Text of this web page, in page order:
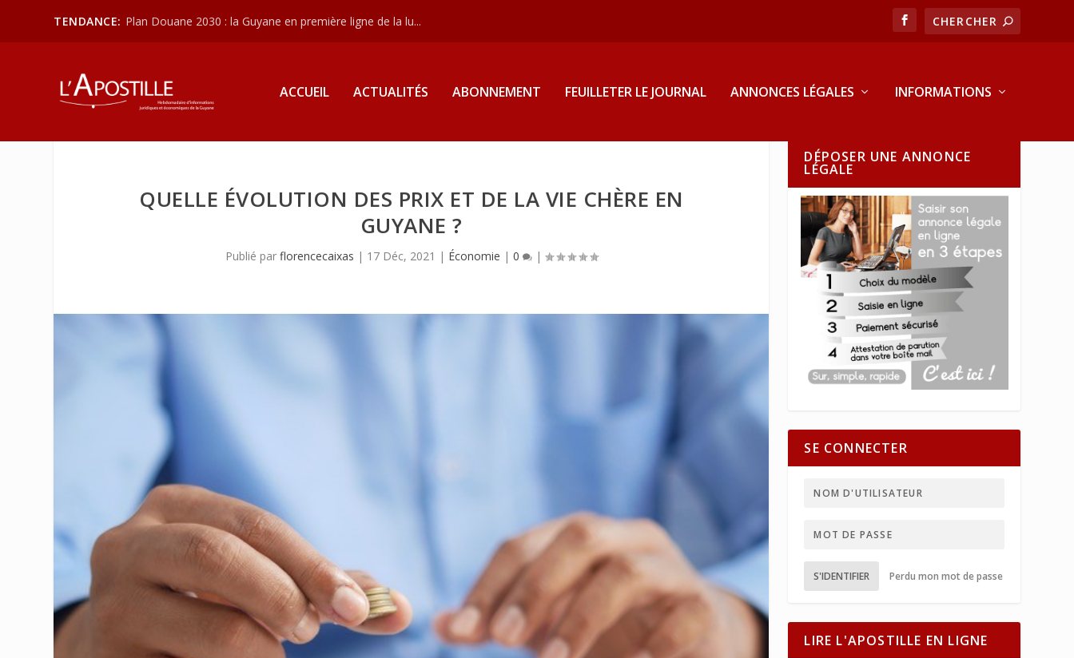
TENDANCE: Plan Douane 2030 : la Guyane en première ligne de la lu...
ACCUEIL ACTUALITÉS ABONNEMENT FEUILLETER LE JOURNAL ANNONCES LÉGALES INFORMATIONS
QUELLE ÉVOLUTION DES PRIX ET DE LA VIE CHÈRE EN
GUYANE ?
Publié par florencecaixas | 17 Déc, 2021 | Économie | 0 |
DÉPOSER UNE ANNONCE
LÉGALE
SE CONNECTER
S'IDENTIFIER Perdu mon mot de passe
LIRE L'APOSTILLE EN LIGNE